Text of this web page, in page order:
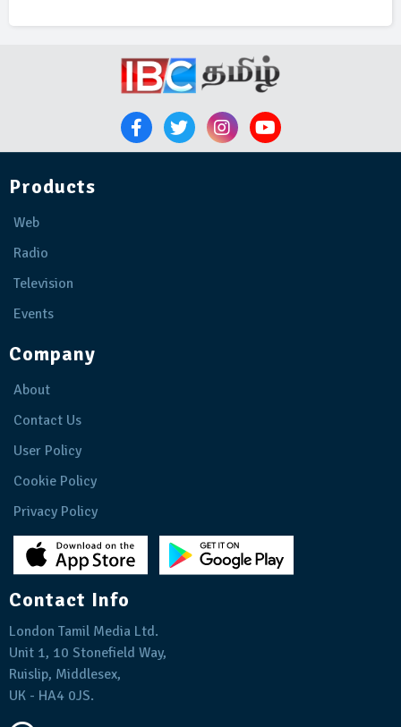
Products
Web
Radio
Television
Events
Company
About
Contact Us
User Policy
Cookie Policy
Privacy Policy
Contact Info
London Tamil Media Ltd.
Unit 1, 10 Stonefield Way,
Ruislip, Middlesex,
UK - HA4 0JS.